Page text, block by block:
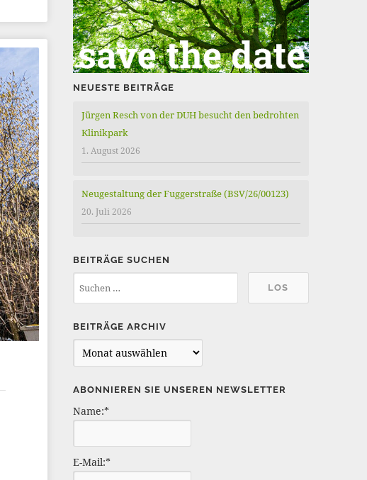
NEUESTE BEITRÄGE
Jürgen Resch von der DUH besucht den bedrohten
Klinikpark
1. August 2026
Neugestaltung der Fuggerstraße (BSV/26/00123)
20. Juli 2026
BEITRÄGE SUCHEN
BEITRÄGE ARCHIV
e
i
r
e
ABONNIEREN SIE UNSEREN NEWSLETTER
Name:*
E-Mail:*